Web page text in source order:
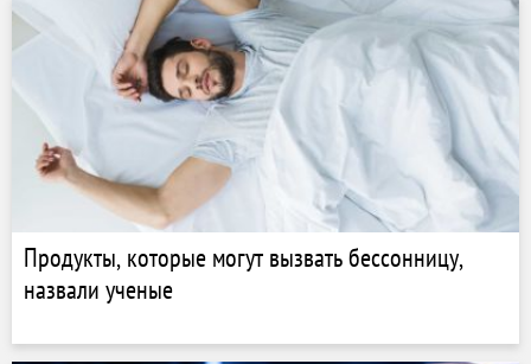
Продукты, которые могут вызвать бессонницу,
назвали ученые